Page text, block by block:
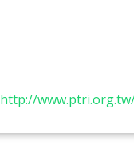
http://